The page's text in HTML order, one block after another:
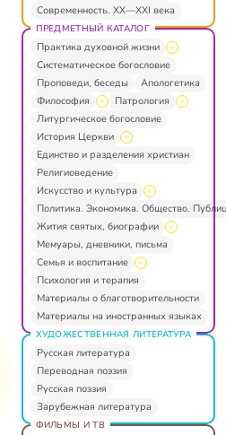
Современность. XX—XXI века
ПРЕДМЕТНЫЙ КАТАЛОГ
Практика духовной жизни
Систематическое богословие
Проповеди, беседы
Апологетика
Философия
Патрология
Литургическое богословие
История Церкви
Единство и разделения христиан
Религиоведение
Искусство и культура
Политика. Экономика. Общество.
Жития святых, биографии
Мемуары, дневники, письма
Семья и воспитание
Психология и терапия
Материалы о благотворительности
Материалы на иностранных языках
ХУДОЖЕСТВЕННАЯ ЛИТЕРАТУРА
Русская литература
Переводная поэзия
Русская поэзия
Зарубежная литература
ФИЛЬМЫ И ТВ